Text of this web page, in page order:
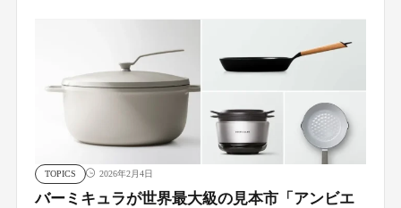
TOPICS 2026年2月4日
バーミキュラが世界最大級の見本市「アンビエ